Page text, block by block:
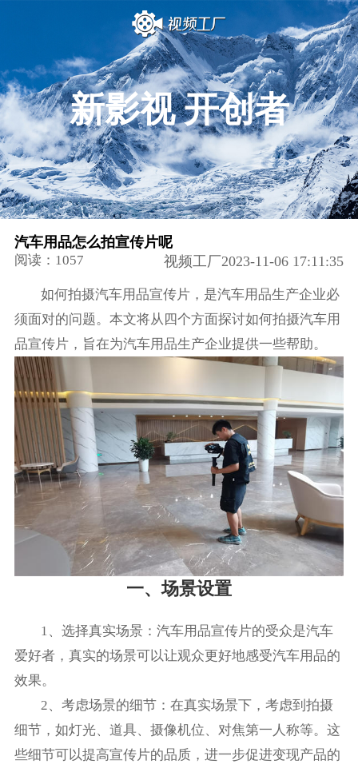
新影视 开创者
汽车用品怎么拍宣传片呢
阅读：1057 视频工厂2023-11-06 17:11:35
如何拍摄汽车用品宣传片，是汽车用品生产企业必
须面对的问题。本文将从四个方面探讨如何拍摄汽车用
品宣传片，旨在为汽车用品生产企业提供一些帮助。
一、场景设置
1、选择真实场景：汽车用品宣传片的受众是汽车
爱好者，真实的场景可以让观众更好地感受汽车用品的
效果。
2、考虑场景的细节：在真实场景下，考虑到拍摄
细节，如灯光、道具、摄像机位、对焦第一人称等。这
些细节可以提高宣传片的品质，进一步促进变现产品的